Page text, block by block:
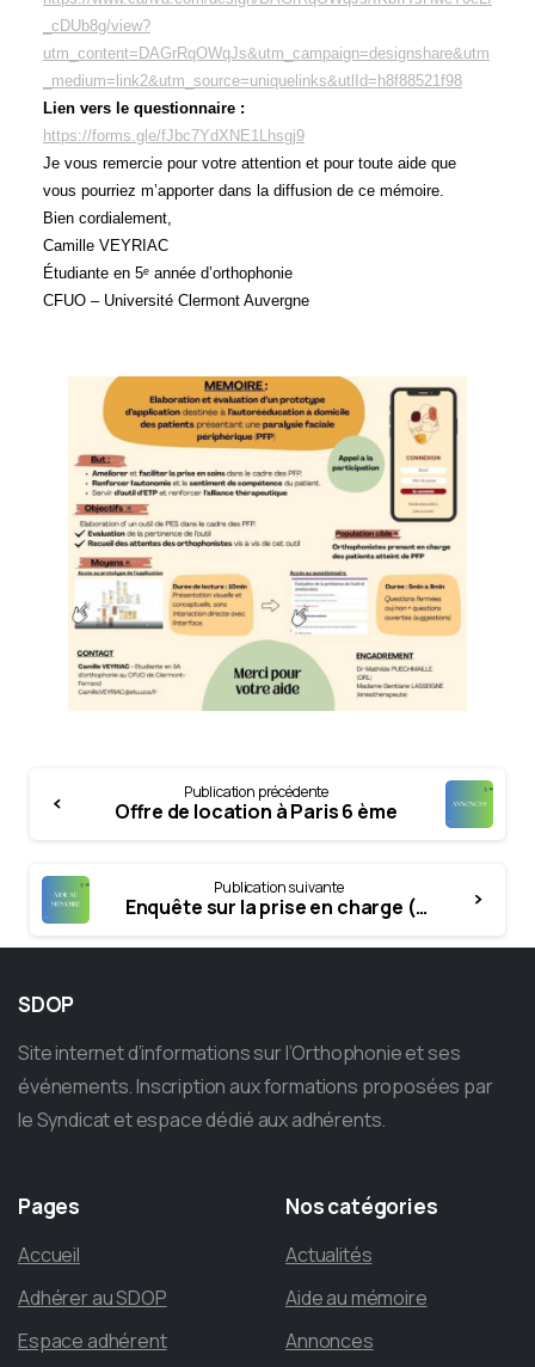
_cDUb8g/view?
utm_content=DAGrRqOWqJs&utm_campaign=designshare&utm
_medium=link2&utm_source=uniquelinks&utlId=h8f88521f98
Lien vers le questionnaire :
https://forms.gle/fJbc7YdXNE1Lhsgj9
Je vous remercie pour votre attention et pour toute aide que
vous pourriez m’apporter dans la diffusion de ce mémoire.
Bien cordialement,
Camille VEYRIAC
Étudiante en 5ᵉ année d’orthophonie
CFUO – Université Clermont Auvergne
Reading
Publication précédente
Offre de location à Paris 6 ème
Publication suivante
Enquête sur la prise en charge (PEC) intensive en orthophonie
SDOP
Site internet d’informations sur l’Orthophonie et ses
événements. Inscription aux formations proposées par
le Syndicat et espace dédié aux adhérents.
Pages
Accueil
Adhérer au SDOP
Espace adhérent
Noscatégories
Actualités
Aide au mémoire
Annonces